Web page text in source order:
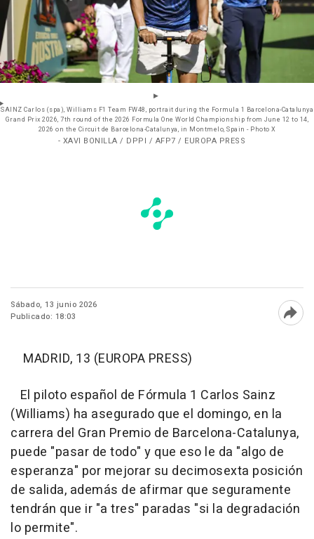
SAINZ Carlos (spa), Williams F1 Team FW48, portrait during the Formula 1 Barcelona-Catalunya
Grand Prix 2026, 7th round of the 2026 Formula One World Championship from June 12 to 14,
2026 on the Circuit de Barcelona-Catalunya, in Montmelo, Spain - Photo X
- XAVI BONILLA / DPPI / AFP7 / EUROPA PRESS
Sábado, 13 junio 2026
Publicado: 18:03
MADRID, 13 (EUROPA PRESS)
El piloto español de Fórmula 1 Carlos Sainz
(Williams) ha asegurado que el domingo, en la
carrera del Gran Premio de Barcelona-Catalunya,
puede "pasar de todo" y que eso le da "algo de
esperanza" por mejorar su decimosexta posición
de salida, además de afirmar que seguramente
tendrán que ir "a tres" paradas "si la degradación
lo permite".